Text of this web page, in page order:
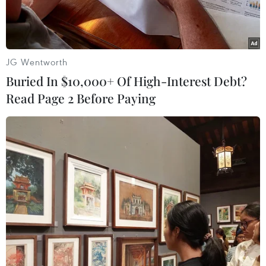
đờicũng như tước bỏ 7 chức vô địch Tour de
France từng được xem là "kỳtích" của Lance
Amstrong vì cuarơ này sử dụng doping,ngày
24/10, ban tổ chức Tour de France đã chính thức
Đây được xem là một sự kiện quan trọng bởi
Tour de France 2013 chính làcuộc đua kỷ niệm
100 năm thành lập giải danh giá nhất môn thể
thao tốcđộ này. Vì vậy, lộ trình 3.360 km với 21
chặng trong gần một thángcũng được thiết kế
khá đặc biệt.
Lần đầu tiên, Tour de France xuấtphát từ đảo
Corsica thuộc Địa Trung Hải vào ngày 29/6/2013
vàcũng lần đầu tiên, giải khép lại với đích đến
JG Wentworth
Buried In $10,000+ Of High-Interest Debt?
Read Page 2 Before Paying